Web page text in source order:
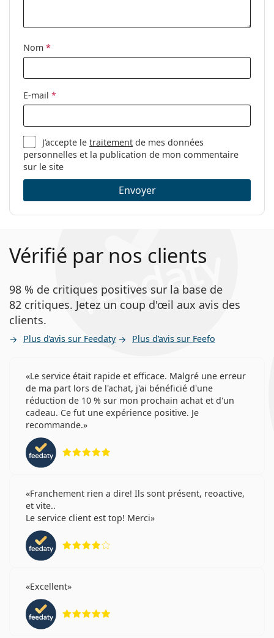
nettoyage:
Oui
Catégorie:
Lunettes de vue
Marque:
Hugo Boss
Code:
0962 807 18 53
Nom *
E-mail *
J’accepte letraitement de mes données
personnelles et la publication de mon commentaire
sur le site
Envoyer
Vérifié par nos clients
98 % de critiques positives sur la base de
82 critiques. Jetez un coup d'œil aux avis des
clients.
Plus d’avis sur Feedaty Plus d’avis sur Feefo
Le service était rapide et efficace. Malgré une erreur
de ma part lors de l'achat, j'ai bénéficié d'une
réduction de 10 % sur mon prochain achat et d'un
cadeau. Ce fut une expérience positive. Je
recommande.
Franchement rien a dire! Ils sont présent, reoactive,
et vite..
Le service client est top! Merci
Excellent